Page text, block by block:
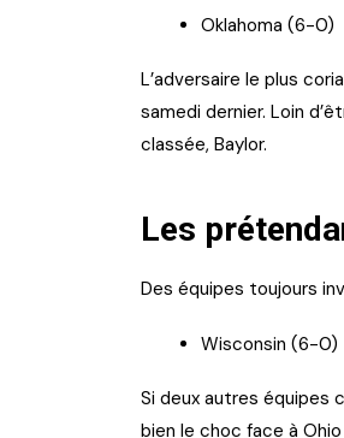
Oklahoma (6-0)
L’adversaire le plus
samedi dernier. Loin
classée, Baylor.
Les
Des équipes toujours
Wisconsin (6-0)
Si deux autres équipes
bien le choc face à